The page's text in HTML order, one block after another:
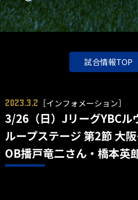
試合情報TOP
2023.3.2 ［インフォメーション］
3/26（日）JリーグYBCル
ループステージ 第2節 大
OB播戸竜二さん・橋本英